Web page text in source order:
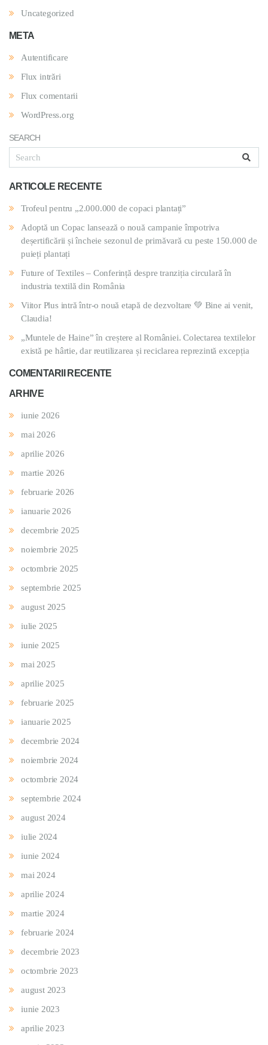
Uncategorized
META
Autentificare
Flux intrări
Flux comentarii
WordPress.org
SEARCH
ARTICOLE RECENTE
Trofeul pentru „2.000.000 de copaci plantați”
Adoptă un Copac lansează o nouă campanie împotriva
deșertificării și încheie sezonul de primăvară cu peste 150.000 de
puieți plantați
Future of Textiles – Conferință despre tranziția circulară în
industria textilă din România
Viitor Plus intră într-o nouă etapă de dezvoltare 💚 Bine ai venit,
Claudia!
„Muntele de Haine” în creștere al României. Colectarea textilelor
există pe hârtie, dar reutilizarea și reciclarea reprezintă excepția
COMENTARII RECENTE
ARHIVE
iunie 2026
mai 2026
aprilie 2026
martie 2026
februarie 2026
ianuarie 2026
decembrie 2025
noiembrie 2025
octombrie 2025
septembrie 2025
august 2025
iulie 2025
iunie 2025
mai 2025
aprilie 2025
februarie 2025
ianuarie 2025
decembrie 2024
noiembrie 2024
octombrie 2024
septembrie 2024
august 2024
iulie 2024
iunie 2024
mai 2024
aprilie 2024
martie 2024
februarie 2024
decembrie 2023
octombrie 2023
august 2023
iunie 2023
aprilie 2023